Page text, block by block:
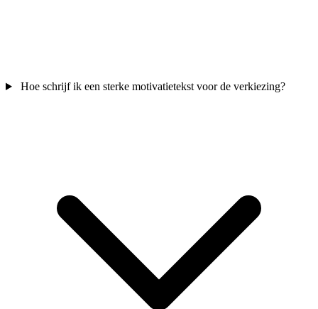
Hoe schrijf ik een sterke motivatietekst voor de verkiezing?